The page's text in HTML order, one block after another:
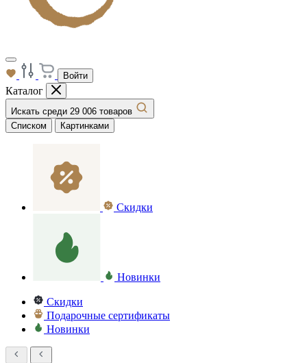
Войти
Каталог
Искать среди 29 006 товаров
Списком
Картинками
Скидки
Новинки
Скидки
Подарочные сертификаты
Новинки